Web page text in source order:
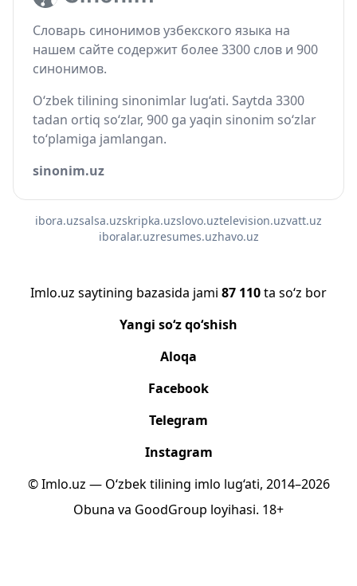
Словарь синонимов узбекского языка на
нашем сайте содержит более 3300 слов и 900
синонимов.
O‘zbek tilining sinonimlar lug‘ati. Saytda 3300
tadan ortiq so‘zlar, 900 ga yaqin sinonim so‘zlar
to‘plamiga jamlangan.
sinonim.uz
ibora.uzsalsa.uzskripka.uzslovo.uztelevision.uzvatt.uz
iboralar.uzresumes.uzhavo.uz
Imlo.uz saytining bazasida jami 87 110ta so‘z bor
Yangi so‘z qo‘shish
Aloqa
Facebook
Telegram
Instagram
© Imlo.uz — O‘zbek tilining imlo lug‘ati, 2014–2026
Obuna va GoodGroup loyihasi. 18+